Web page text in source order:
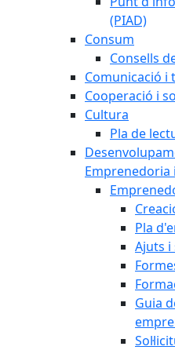
(PIAD)
Consum
Consells
Comunicació i
Cooperació i
Cultura
Pla de
Emprenedoria
Pla
Ajuts i
Guia